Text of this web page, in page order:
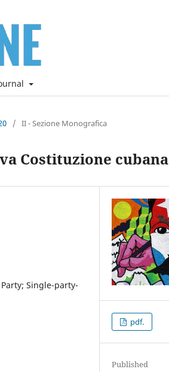
/ II - Sezione Monografica
Costituzione cubana
Single-party-
pdf.
Published